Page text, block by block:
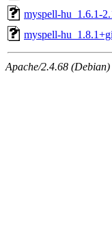
myspell-hu_1.6.1-
myspell-
Apache/2.4.68